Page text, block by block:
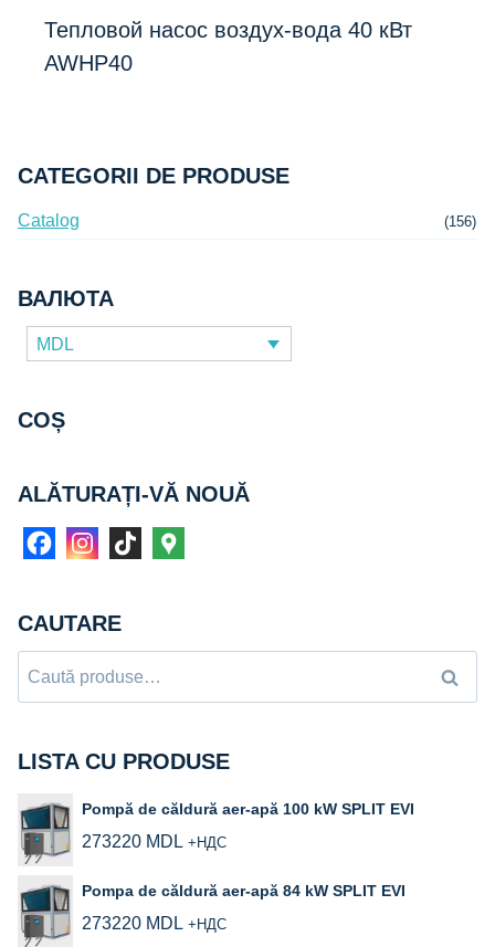
Тепловой насос воздух-вода 40 кВт
AWHP40
CATEGORII DE PRODUSE
Catalog (156)
ВАЛЮТА
MDL
COȘ
ALĂTURAȚI-VĂ NOUĂ
CAUTARE
Caută
după:
Caută
LISTA CU PRODUSE
Pompă de căldură aer-apă 100 kW SPLIT EVI
273220 MDL +НДС
Pompa de căldură aer-apă 84 kW SPLIT EVI
273220 MDL +НДС